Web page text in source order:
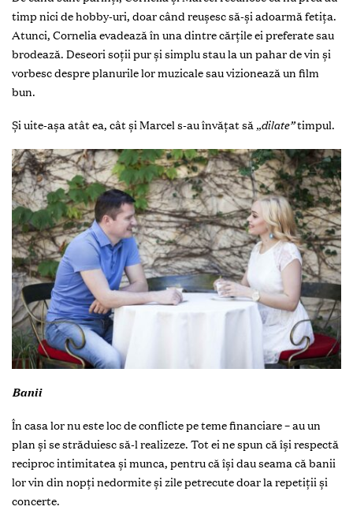
timp nici de hobby-uri, doar când reușesc să-și adoarmă fetița.
Atunci, Cornelia evadează în una dintre cărțile ei preferate sau
brodează. Deseori soții pur și simplu stau la un pahar de vin și
vorbesc despre planurile lor muzicale sau vizionează un film
bun.
Și uite-așa atât ea, cât și Marcel s-au învățat să „dilate”timpul.
Banii
În casa lor nu este loc de conflicte pe teme financiare – au un
plan și se străduiesc să-l realizeze. Tot ei ne spun că își respectă
reciproc intimitatea și munca, pentru că își dau seama că banii
lor vin din nopți nedormite și zile petrecute doar la repetiții și
concerte.